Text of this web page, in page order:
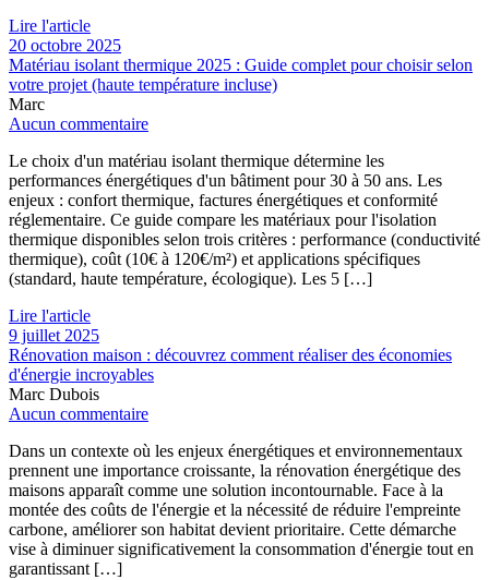
Lire l'article
20 octobre 2025
Matériau isolant thermique 2025 : Guide complet pour choisir selon
votre projet (haute température incluse)
Marc
Aucun commentaire
Le choix d'un matériau isolant thermique détermine les
performances énergétiques d'un bâtiment pour 30 à 50 ans. Les
enjeux : confort thermique, factures énergétiques et conformité
réglementaire. Ce guide compare les matériaux pour l'isolation
thermique disponibles selon trois critères : performance (conductivité
thermique), coût (10€ à 120€/m²) et applications spécifiques
(standard, haute température, écologique). Les 5 […]
Lire l'article
9 juillet 2025
Rénovation maison : découvrez comment réaliser des économies
d'énergie incroyables
Marc Dubois
Aucun commentaire
Dans un contexte où les enjeux énergétiques et environnementaux
prennent une importance croissante, la rénovation énergétique des
maisons apparaît comme une solution incontournable. Face à la
montée des coûts de l'énergie et la nécessité de réduire l'empreinte
carbone, améliorer son habitat devient prioritaire. Cette démarche
vise à diminuer significativement la consommation d'énergie tout en
garantissant […]